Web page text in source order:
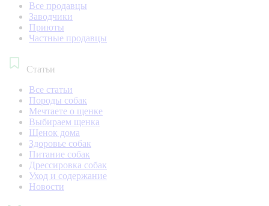
Все продавцы
Заводчики
Приюты
Частные продавцы
Статьи
Все статьи
Породы собак
Мечтаете о щенке
Выбираем щенка
Щенок дома
Здоровье собак
Питание собак
Дрессировка собак
Уход и содержание
Новости